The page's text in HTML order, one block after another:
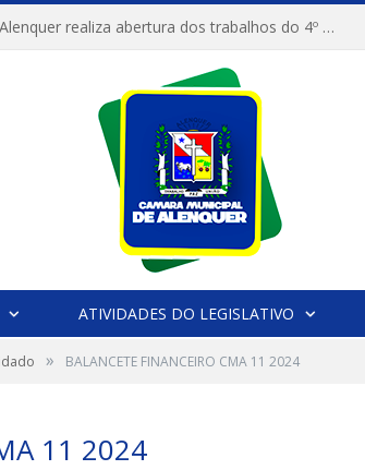
Câmara Municipal de Alenquer realiza abertura dos trabalhos do 4º Período Legislativo
ATIVIDADES DO LEGISLATIVO
» BALANCETE FINANCEIRO CMA 11 2024
11 2024